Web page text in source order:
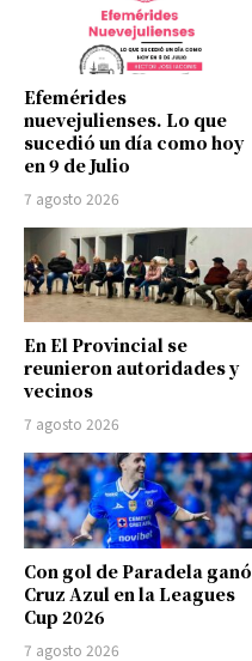
Efemérides
nuevejulienses. Lo que
sucedió un día como hoy
en 9 de Julio
7 agosto 2026
En El Provincial se
reunieron autoridades y
vecinos
7 agosto 2026
Con gol de Paradela ganó
Cruz Azul en la Leagues
Cup 2026
7 agosto 2026